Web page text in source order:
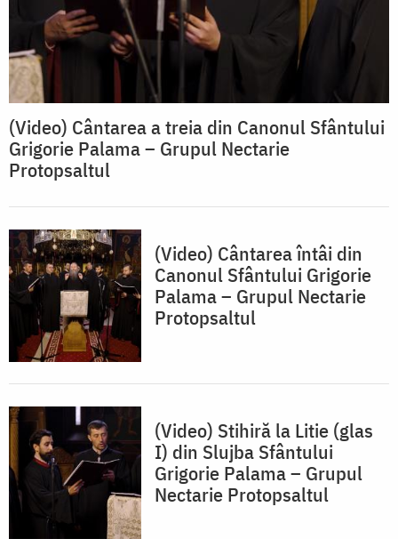
(Video) Cântarea a treia din Canonul Sfântului
Grigorie Palama – Grupul Nectarie
Protopsaltul
(Video) Cântarea întâi din
Canonul Sfântului Grigorie
Palama – Grupul Nectarie
Protopsaltul
(Video) Stihiră la Litie (glas
I) din Slujba Sfântului
Grigorie Palama – Grupul
Nectarie Protopsaltul